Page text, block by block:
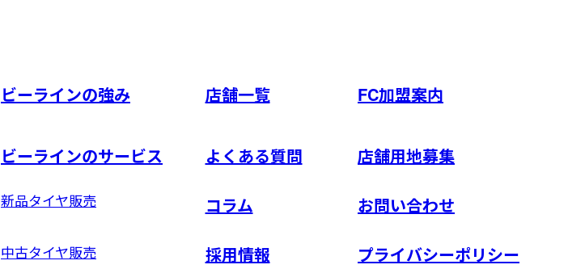
ビーラインの強み
ビーラインのサービス
新品タイヤ販売
中古タイヤ販売
店舗一覧
よくある質問
コラム
採用情報
FC加盟案内
店舗用地募集
お問い合わせ
プライバシーポリシー